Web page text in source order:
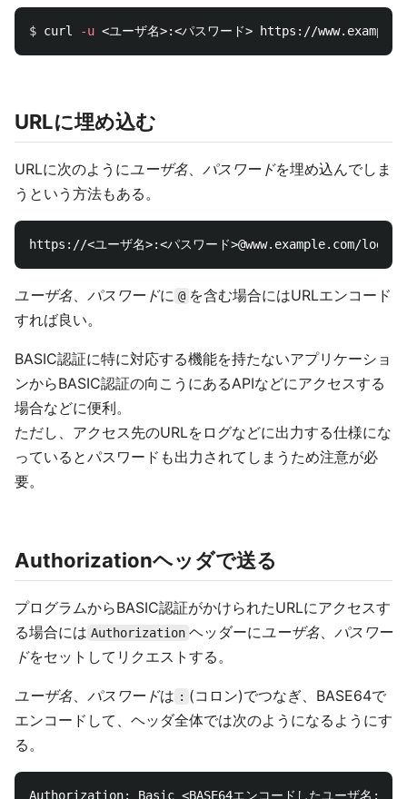
$ curl -u
URLに埋め込む
URLに次のようにユーザ名、 パスワードを埋め込んでしま
うという方法もある。
ユーザ名、 パスワードに @ を含む場合にはURLエンコード
すれば良い。
BASIC認証に特に対応する機能を持たないアプリケーショ
ンからBASIC認証の向こうにあるAPIなどにアクセスする
場合などに便利。
ただし、アクセス先のURLをログなどに出力する仕様にな
っているとパスワードも出力されてしまうため注意が必
要。
Authorizationヘッダで送る
プログラムからBASIC認証がかけられたURLにアクセスす
る場合には Authorization ヘッダーにユーザ名、 パスワー
ドをセットしてリクエストする。
ユーザ名、 パスワードは : (コロン)でつなぎ、BASE64で
エンコードして、ヘッダ全体では次のようになるようにす
る。